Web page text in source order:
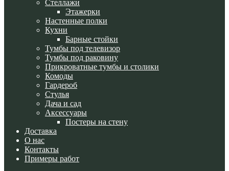
Стеллажи
Этажерки
Настенные полки
Кухни
Барные стойки
Тумбы под телевизор
Тумбы под раковину
Прикроватные тумбы и столики
Комоды
Гардероб
Стулья
Дача и сад
Аксессуары
Постеры на стену
Доставка
О нас
Контакты
Примеры работ